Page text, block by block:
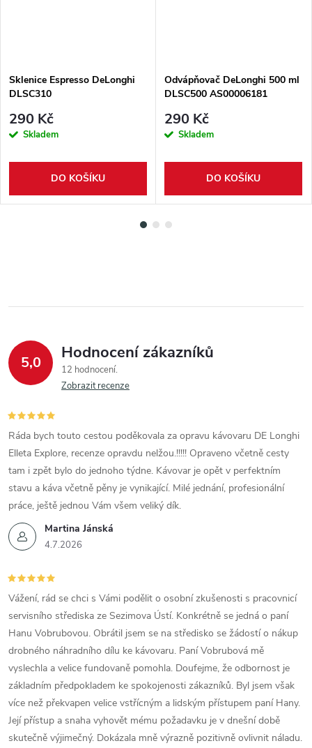
Sklenice Espresso DeLonghi
DLSC310
290 Kč
Skladem
DO KOŠÍKU
Odvápňovač DeLonghi 500 ml
DLSC500 AS00006181
290 Kč
Skladem
DO KOŠÍKU
5,0 Hodnocení zákazníků
12 hodnocení
Zobrazit recenze
Martina Jánská
4.7.2026
Ráda bych touto cestou poděkovala za opravu kávovaru DE Longhi
Elleta Explore, recenze opravdu nelžou.!!!!! Opraveno včetně cesty
tam i zpět bylo do jednoho týdne. Kávovar je opět v perfektním
stavu a káva včetně pěny je vynikající. Milé jednání, profesionální
práce, ještě jednou Vám všem veliký dík.
Vážení, rád se chci s Vámi podělit o osobní zkušenosti s pracovnicí
servisního střediska ze Sezimova Ústí. Konkrétně se jedná o paní
Hanu Vobrubovou. Obrátil jsem se na středisko se žádostí o nákup
drobného náhradního dílu ke kávovaru. Paní Vobrubová mě
vyslechla a velice fundovaně pomohla. Doufejme, že odbornost je
základním předpokladem ke spokojenosti zákazníků. Byl jsem však
více než překvapen velice vstřícným a lidským přístupem paní Hany.
Její přístup a snaha vyhovět mému požadavku je v dnešní době
skutečně výjimečný. Dokázala mně výrazně pozitivně ovlivnit náladu.